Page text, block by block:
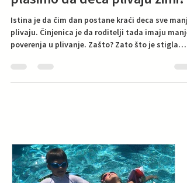
Swimming Dad
Dec 5, 2021
Plivanje i tokom zime: Zašto se
plašimo da deca plivaju zimi?
mama i tata ukidaju plivanje deci. Ograničavaju
ga samo na letnje mesece. U samom startu to je
greška. Plivanje nije sezonska aktivnost. Zašto se